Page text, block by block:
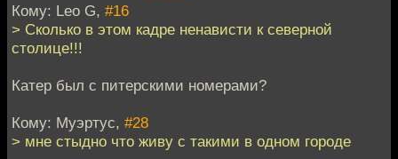
Кому: Leo G, #16
> Сколько в этом кадре ненависти к северной
столице!!!
Катер был с питерскими номерами?
Кому: Муэртус, #28
> мне стыдно что живу с такими в одном городе